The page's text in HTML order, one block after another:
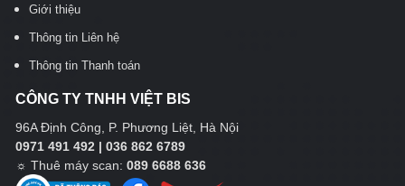
Giới thiệu
Thông tin Liên hệ
Thông tin Thanh toán
CÔNG TY TNHH VIỆT BIS
96A Định Công, P. Phương Liệt, Hà Nội
0971 491 492 | 036 862 6789
☼ Thuê máy scan: 089 6688 636